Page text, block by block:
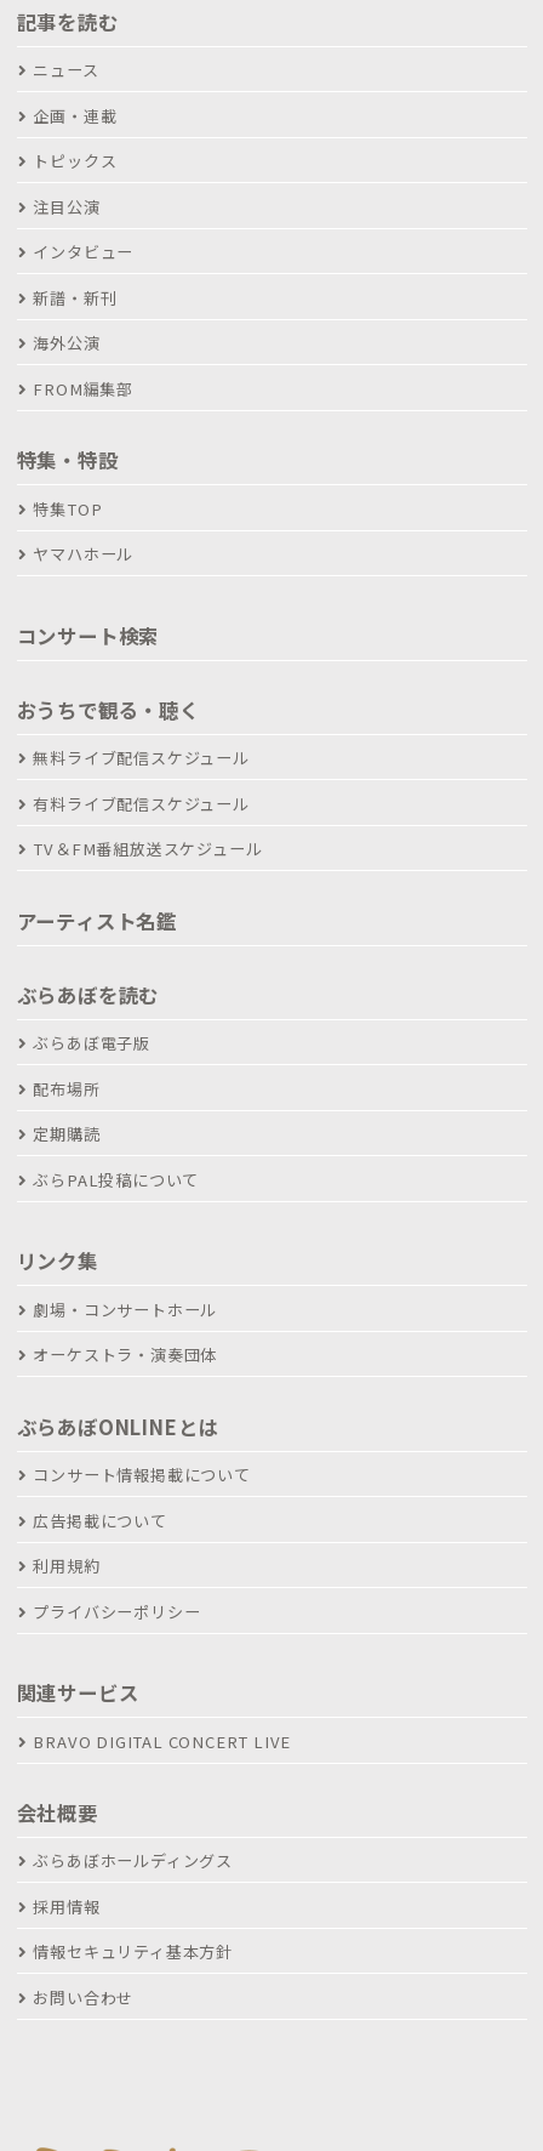
記事を読む
ニュース
企画・連載
トピックス
注目公演
インタビュー
新譜・新刊
海外公演
FROM編集部
特集・特設
特集TOP
ヤマハホール
コンサート検索
おうちで観る・聴く
無料ライブ配信スケジュール
有料ライブ配信スケジュール
TV＆FM番組放送スケジュール
アーティスト名鑑
ぶらあぼを読む
ぶらあぼ電子版
配布場所
定期購読
ぶらPAL投稿について
リンク集
劇場・コンサートホール
オーケストラ・演奏団体
ぶらあぼONLINEとは
コンサート情報掲載について
広告掲載について
利用規約
プライバシーポリシー
関連サービス
BRAVO DIGITAL CONCERT LIVE
会社概要
ぶらあぼホールディングス
採用情報
情報セキュリティ基本方針
お問い合わせ